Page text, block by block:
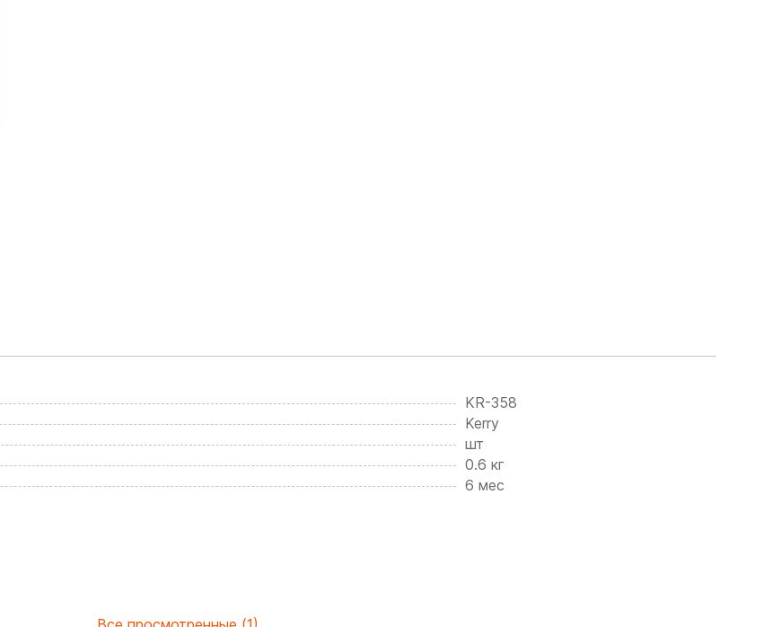
KR-358
Kerry
шт
0.6 кг
6 мес